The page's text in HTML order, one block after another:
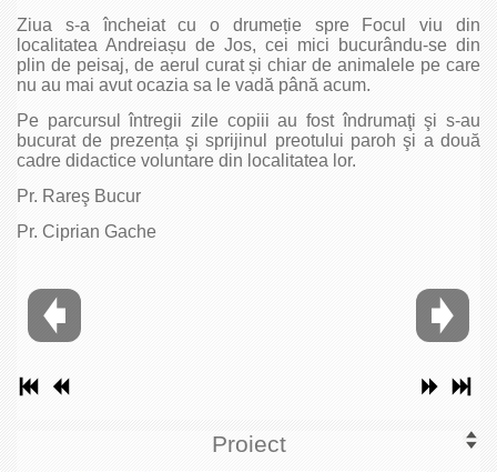
Ziua s-a încheiat cu o drumeție spre Focul viu din
localitatea Andreiașu de Jos, cei mici bucurându-se din
plin de peisaj, de aerul curat și chiar de animalele pe care
nu au mai avut ocazia sa le vadă până acum.
Pe parcursul întregii zile copiii au fost îndrumaţi şi s-au
bucurat de prezența şi sprijinul preotului paroh şi a două
cadre didactice voluntare din localitatea lor.
Pr. Rareş Bucur
Pr. Ciprian Gache
Proiect